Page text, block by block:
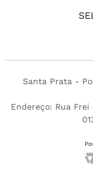
Santa Prata -
Endereço: Rua Frei